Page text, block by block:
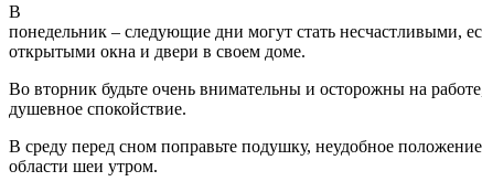
В
понедельник – следующие дни могут стать несчастливыми,
открытыми окна и двери в своем доме.
Во вторник будьте очень внимательны и осторожны на
душевное спокойствие.
В среду перед сном поправьте подушку, неудобное
области шеи утром.